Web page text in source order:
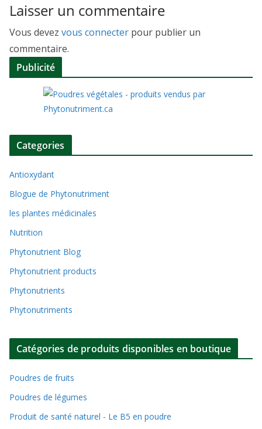
Laisser un commentaire
Vous devez vous connecter pour publier un
commentaire.
Publicité
Categories
Antioxydant
Blogue de Phytonutriment
les plantes médicinales
Nutrition
Phytonutrient Blog
Phytonutrient products
Phytonutrients
Phytonutriments
Catégories de produits disponibles en boutique
Poudres de fruits
Poudres de légumes
Produit de santé naturel - Le B5 en poudre